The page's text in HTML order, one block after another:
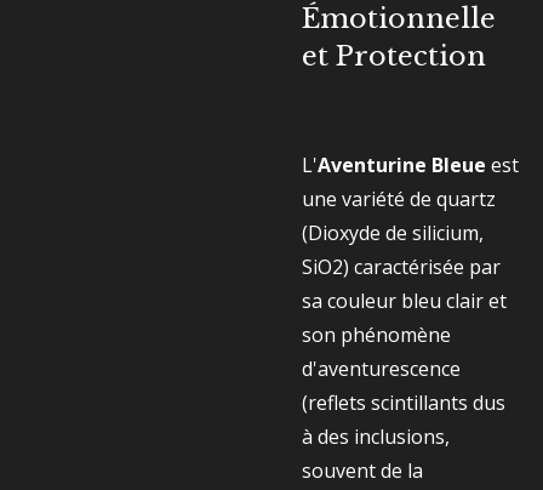
Émotionnelle
et Protection
L'Aventurine Bleue est
une variété de quartz
(Dioxyde de silicium,
SiO2​) caractérisée par
sa couleur bleu clair et
son phénomène
d'aventurescence
(reflets scintillants dus
à des inclusions,
souvent de la